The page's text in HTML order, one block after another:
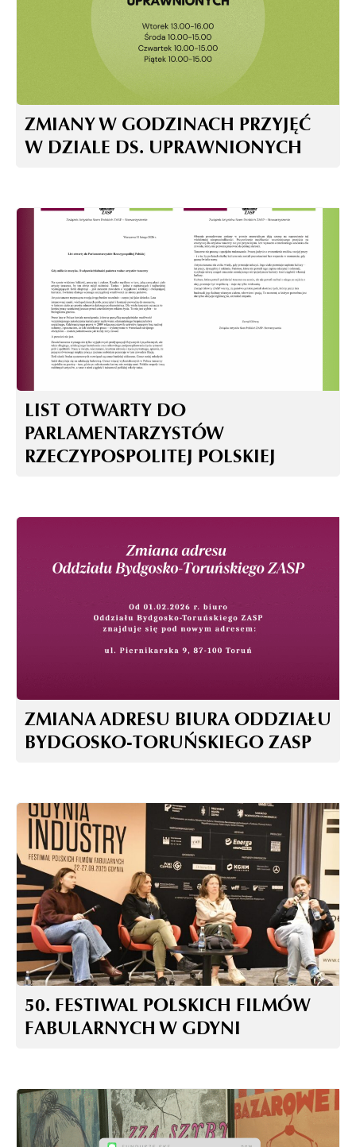
ZMIANY W GODZINACH PRZYJĘĆ
W DZIALE DS. UPRAWNIONYCH
LIST OTWARTY DO
PARLAMENTARZYSTÓW
RZECZYPOSPOLITEJ POLSKIEJ
ZMIANA ADRESU BIURA ODDZIAŁU
BYDGOSKO-TORUŃSKIEGO ZASP
50. FESTIWAL POLSKICH FILMÓW
FABULARNYCH W GDYNI